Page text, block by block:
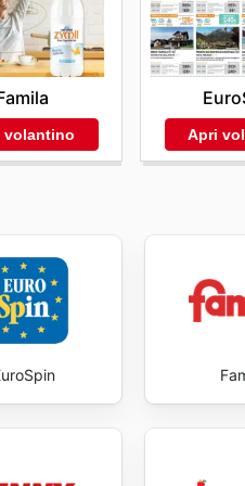
di aggiornamenti e nella
best deals and start
volantino Apri